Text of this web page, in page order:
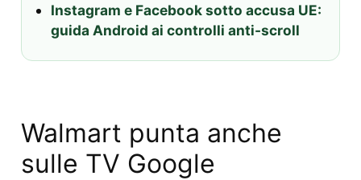
Instagram e Facebook sotto accusa UE:
guida Android ai controlli anti-scroll
Walmart punta anche
sulle TV Google